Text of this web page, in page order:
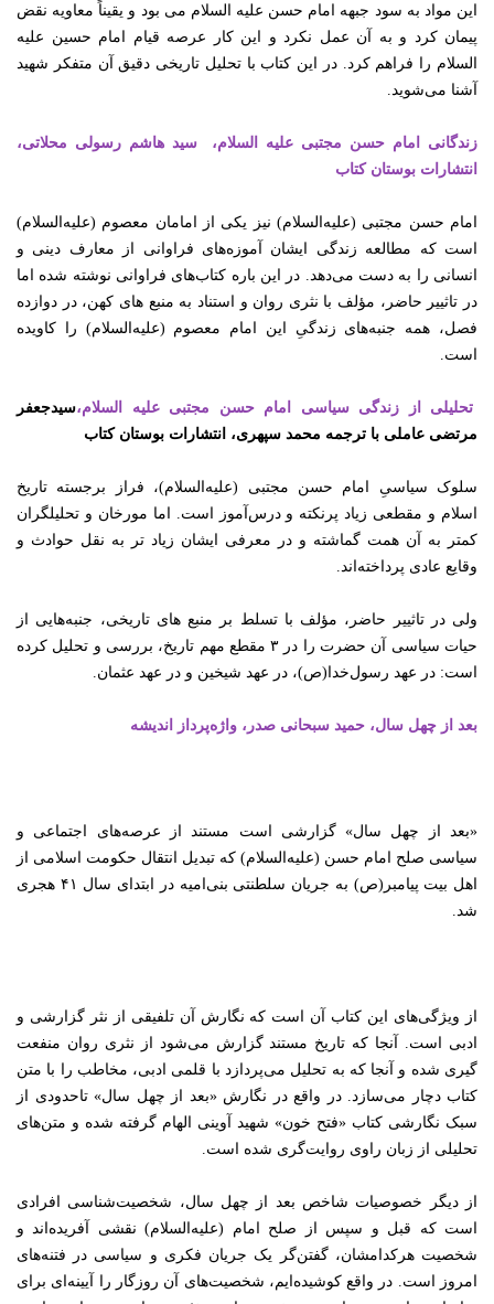
این مواد به سود جبهه امام حسن علیه السلام می بود و یقیناً معاویه نقض
پیمان کرد و به آن عمل نکرد و این کار عرصه قیام امام حسین علیه
السلام را فراهم کرد. در این کتاب با تحلیل تاریخی دقیق آن متفکر شهید
آشنا می‌شوید.
زندگانی امام حسن مجتبی علیه السلام، سید هاشم رسولی محلاتی،
انتشارات بوستان کتاب
امام حسن مجتبى (علیه‌السلام) نیز یکى از امامان معصوم (علیه‌السلام)
است که مطالعه زندگى ایشان آموزه‌هاى فراوانى از معارف دینى و
انسانى را به دست مى‌دهد. در این باره کتاب‌هاى فراوانى نوشته شده اما
در تاثییر حاضر، مؤلف با نثرى روان و استناد به منبع های کهن، در دوازده
فصل، همه جنبه‌هاى زندگىِ این امام معصوم (علیه‌السلام) را کاویده
است.
تحلیلی از زندگی سیاسی امام حسن مجتبی علیه السلام،سیدجعفر
مرتضی عاملی با ترجمه محمد سپهری، انتشارات بوستان کتاب
سلوک سیاسىِ امام حسن مجتبى (علیه‌السلام)، فراز برجسته تاریخ
اسلام و مقطعى زیاد پرنکته و درس‌آموز است. اما مورخان و تحلیلگران
کمتر به آن همت گماشته و در معرفى ایشان زیاد تر به نقل حوادث و
وقایع عادى پرداخته‏‌اند.
ولى در تاثییر حاضر، مؤلف با تسلط بر منبع های تاریخى، جنبه‌هایى از
حیات سیاسى آن حضرت را در ۳ مقطع مهم تاریخ، بررسى و تحلیل کرده
است: در عهد رسول‌خدا(ص)، در عهد شیخین و در عهد عثمان.
بعد از چهل سال، حمید سبحانی صدر، واژه‌پرداز اندیشه
«بعد از چهل سال» گزارشی است مستند از عرصه‌های اجتماعی و
سیاسی صلح امام حسن (علیه‌السلام) که تبدیل انتقال حکومت اسلامی از
اهل بیت پیامبر(ص) به جریان سلطنتی بنی‌امیه در ابتدای سال ۴۱ هجری
شد.
از ویژگی‌های این کتاب آن است که نگارش آن تلفیقی از نثر گزارشی و
ادبی است. آنجا که تاریخ مستند گزارش می‌شود از نثری روان منفعت
گیری شده و آنجا که به تحلیل می‌پردازد با قلمی ادبی، مخاطب را با متن
کتاب دچار می‌سازد. در واقع در نگارش «بعد از چهل سال» تاحدودی از
سبک نگارشی کتاب «فتح خون» شهید آوینی الهام گرفته شده و متن‌های
تحلیلی از زبان راوی روایت‌گری شده است.
از دیگر خصوصیات شاخص بعد از چهل سال، شخصیت‌شناسی افرادی
است که قبل و سپس از صلح امام (علیه‌السلام) نقشی آفریده‌اند و
شخصیت هرکدامشان، گفتن‌گر یک جریان فکری و سیاسی در فتنه‌های
امروز است. در واقع کوشیده‌ایم، شخصیت‌های آن روزگار را آیینه‌ای برای